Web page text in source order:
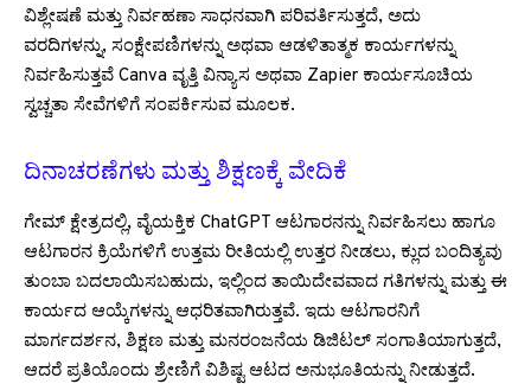
ವಿಶ್ಲೇಷಣೆ ಮತ್ತು ನಿರ್ವಹಣಾ ಸಾಧನವಾಗಿ ಪರಿವರ್ತಿಸುತ್ತದೆ, ಅದು
ವರದಿಗಳನ್ನು, ಸಂಕ್ಷೇಪಣಿಗಳನ್ನು ಅಥವಾ ಆಡಳಿತಾತ್ಮಕ ಕಾರ್ಯಗಳನ್ನು
ನಿರ್ವಹಿಸುತ್ತವೆ Canva ವೃತ್ತಿ ವಿನ್ಯಾಸ ಅಥವಾ Zapier ಕಾರ್ಯಸೂಚಿಯ
ಸ್ವಚ್ಚತಾ ಸೇವೆಗಳಿಗೆ ಸಂಪರ್ಕಿಸುವ ಮೂಲಕ.
ದಿನಾಚರಣೆಗಳು ಮತ್ತು ಶಿಕ್ಷಣಕ್ಕೆ ವೇದಿಕೆ
ಗೇಮ್ ಕ್ಷೇತ್ರದಲ್ಲಿ, ವೈಯಕ್ತಿಕ ChatGPT ಆಟಗಾರನನ್ನು ನಿರ್ವಹಿಸಲು ಹಾಗೂ
ಆಟಗಾರನ ಕ್ರಿಯೆಗಳಿಗೆ ಉತ್ತಮ ರೀತಿಯಲ್ಲಿ ಉತ್ತರ ನೀಡಲು, ಕ್ಲುದ ಬಂದಿತ್ಯವು
ತುಂಬಾ ಬದಲಾಯಿಸಬಹುದು, ಇಲ್ಲಿಂದ ತಾಯಿದೇವವಾದ ಗತಿಗಳನ್ನು ಮತ್ತು ಈ
ಕಾರ್ಯದ ಆಯ್ಕೆಗಳನ್ನು ಆಧರಿತವಾಗಿರುತ್ತವೆ. ಇದು ಆಟಗಾರನಿಗೆ
ಮಾರ್ಗದರ್ಶನ, ಶಿಕ್ಷಣ ಮತ್ತು ಮನರಂಜನೆಯ ಡಿಜಿಟಲ್ ಸಂಗಾತಿಯಾಗುತ್ತದೆ,
ಆದರೆ ಪ್ರತಿಯೊಂದು ಶ್ರೇಣಿಗೆ ವಿಶಿಷ್ಟ ಆಟದ ಅನುಭೂತಿಯನ್ನು ನೀಡುತ್ತದೆ.